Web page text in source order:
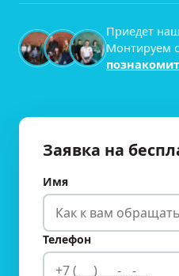
Приедет
Монтируем
Заявка на
Имя
Телефон